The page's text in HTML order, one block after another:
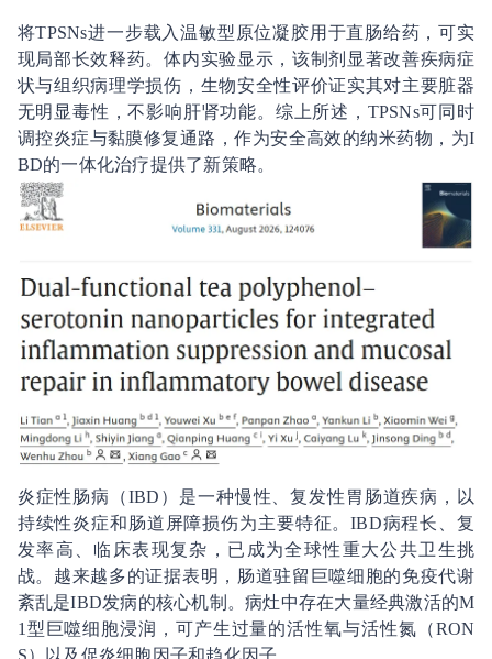
将TPSNs进一步载入温敏型原位凝胶用于直肠给药，可实
现局部长效释药。体内实验显示，该制剂显著改善疾病症
状与组织病理学损伤，生物安全性评价证实其对主要脏器
无明显毒性，不影响肝肾功能。综上所述，TPSNs可同时
调控炎症与黏膜修复通路，作为安全高效的纳米药物，为I
BD的一体化治疗提供了新策略。
炎症性肠病（IBD）是一种慢性、复发性胃肠道疾病，以
持续性炎症和肠道屏障损伤为主要特征。IBD病程长、复
发率高、临床表现复杂，已成为全球性重大公共卫生挑
战。越来越多的证据表明，肠道驻留巨噬细胞的免疫代谢
紊乱是IBD发病的核心机制。病灶中存在大量经典激活的M
1型巨噬细胞浸润，可产生过量的活性氧与活性氮（RON
S）以及促炎细胞因子和趋化因子。